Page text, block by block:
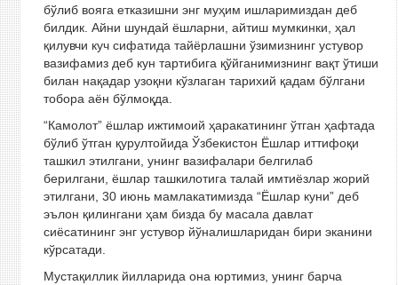
бўлиб вояга етказишни энг муҳим ишларимиздан деб
билдик. Айни шундай ёшларни, айтиш мумкинки, ҳал
қилувчи куч сифатида тайёрлашни ўзимизнинг устувор
вазифамиз деб кун тартибига қўйганимизнинг вақт ўтиши
билан нақадар узоқни кўзлаган тарихий қадам бўлгани
тобора аён бўлмоқда.
“Камолот” ёшлар ижтимоий ҳаракатининг ўтган ҳафтада
бўлиб ўтган қурултойида Ўзбекистон Ёшлар иттифоқи
ташкил этилгани, унинг вазифалари белгилаб
берилгани, ёшлар ташкилотига талай имтиёзлар жорий
этилгани, 30 июнь мамлакатимизда “Ёшлар куни” деб
эълон қилингани ҳам бизда бу масала давлат
сиёсатининг энг устувор йўналишларидан бири эканини
кўрсатади.
Мустақиллик йилларида она юртимиз, унинг барча